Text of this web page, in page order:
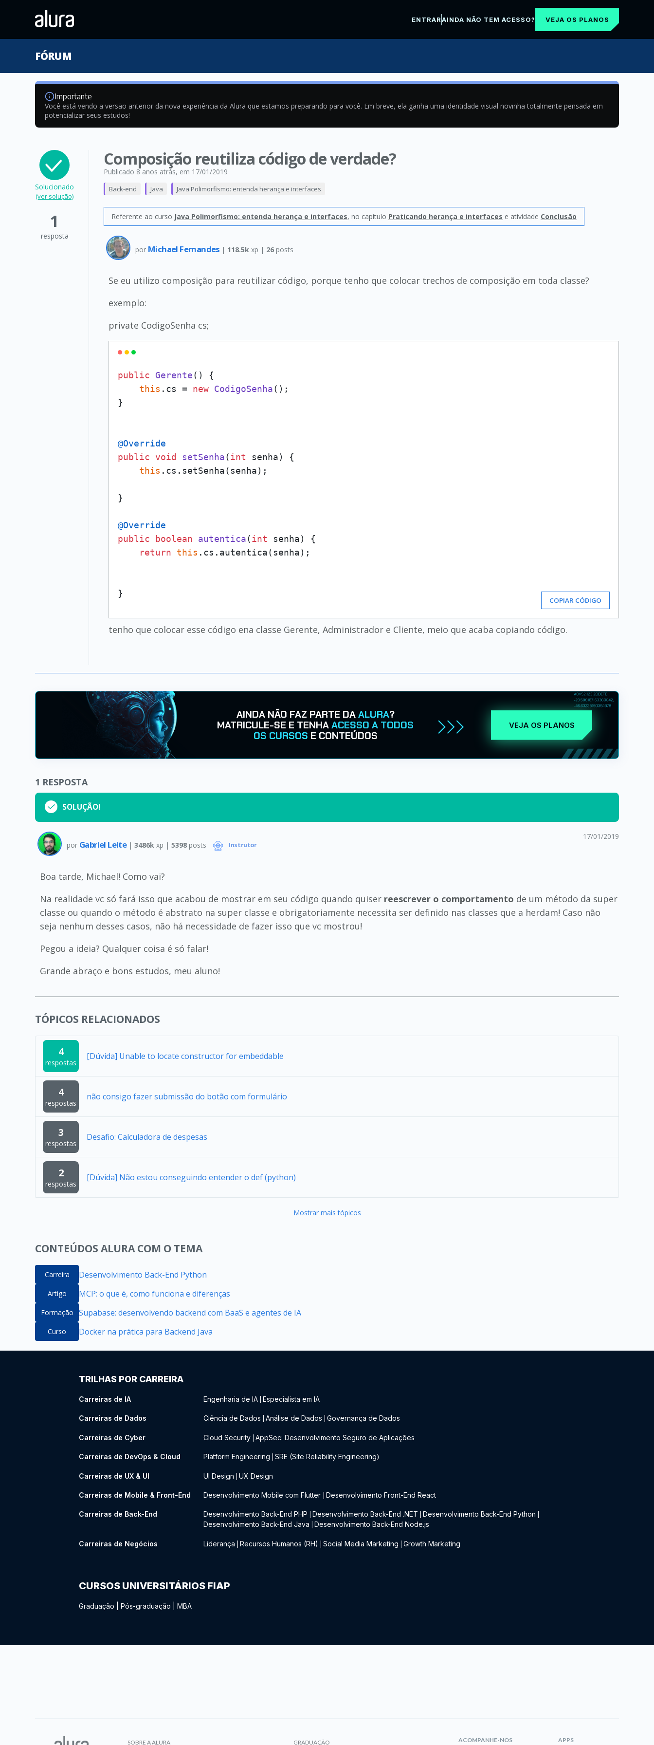
ENTRARAINDA NÃO TEM ACESSO? VEJA OS PLANOS
FÓRUM
Importante
Você está vendo a versão anterior da nova experiência da Alura que estamos preparando para você. Em breve, ela ganha uma identidade visual novinha totalmente pensada em
potencializar seus estudos!
Solucionado
(ver solução)
1
resposta
Composição reutiliza código de verdade?
Publicado 8 anos atrás, em 17/01/2019
Back-end Java Java Polimorfismo: entenda herança e interfaces
Referente ao curso Java Polimorfismo: entenda herança e interfaces, no capítulo Praticando herança e interfaces e atividade Conclusão
por Michael Fernandes | 118.5k xp | 26 posts
Se eu utilizo composição para reutilizar código, porque tenho que colocar trechos de composição em toda classe?
exemplo:
private CodigoSenha cs;
public Gerente()
{
this .cs = new CodigoSenha();
}
@Override
public
void setSenha(int senha)
{
this .cs.setSenha(senha);
}
@Override
public
boolean autentica(int senha)
{
return
this .cs.autentica(senha);
}
COPIAR CÓDIGO
tenho que colocar esse código ena classe Gerente, Administrador e Cliente, meio que acaba copiando código.
AINDA NÃO FAZ PARTE DAALURA?
MATRICULE-SE E TENHAACESSO A TODOS
OS CURSOS E CONTEÚDOS
VEJA OS PLANOS
1 RESPOSTA
SOLUÇÃO!
por Gabriel Leite | 3486k xp | 5398posts Instrutor
17/01/2019
Boa tarde, Michael! Como vai?
Na realidade vc só fará isso que acabou de mostrar em seu código quando quiser reescrever o comportamento de um método da super
classe ou quando o método é abstrato na super classe e obrigatoriamente necessita ser definido nas classes que a herdam! Caso não
seja nenhum desses casos, não há necessidade de fazer isso que vc mostrou!
Pegou a ideia? Qualquer coisa é só falar!
Grande abraço e bons estudos, meu aluno!
TÓPICOS RELACIONADOS
4
respostas
[Dúvida] Unable to locate constructor for embeddable
4
respostas
não consigo fazer submissão do botão com formulário
3
respostas
Desafio: Calculadora de despesas
2
respostas
[Dúvida] Não estou conseguindo entender o def (python)
Mostrar mais tópicos
CONTEÚDOS ALURA COM O TEMA
Carreira Desenvolvimento Back-End Python
Artigo MCP: o que é, como funciona e diferenças
Formação Supabase: desenvolvendo backend com BaaS e agentes de IA
Curso Docker na prática para Backend Java
TRILHAS POR CARREIRA
Carreiras de IA Engenharia de IA Especialista em IA
Carreiras de Dados Ciência de Dados Análise de Dados Governança de Dados
Carreiras de Cyber Cloud Security AppSec: Desenvolvimento Seguro de Aplicações
Carreiras de DevOps & Cloud Platform Engineering SRE (Site Reliability Engineering)
Carreiras de UX & UI UI Design UX Design
Carreiras de Mobile & Front-End Desenvolvimento Mobile com Flutter Desenvolvimento Front-End React
Carreiras de Back-End Desenvolvimento Back-End PHP Desenvolvimento Back-End .NET Desenvolvimento Back-End Python
Desenvolvimento Back-End Java Desenvolvimento Back-End Node.js
Carreiras de Negócios Liderança Recursos Humanos (RH) Social Media Marketing Growth Marketing
CURSOS UNIVERSITÁRIOS FIAP
Graduação Pós-graduação MBA
SOBRE A ALURA GRADUAÇÃO ACOMPANHE-NOS APPS